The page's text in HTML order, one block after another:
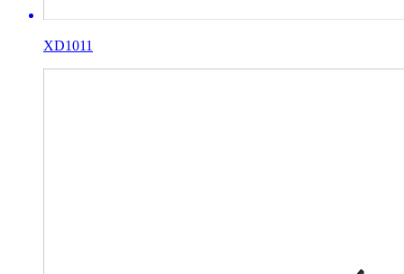
XD1011